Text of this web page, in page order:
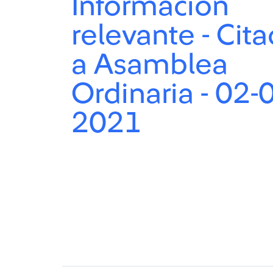
Información
relevante -
a Asamblea
Ordinaria - 02-
2021